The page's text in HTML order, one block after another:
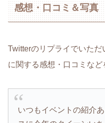
感想・口コミ＆写真
Twitterのリプライでいた
に関する感想・口コミなど
いつもイベントの紹介